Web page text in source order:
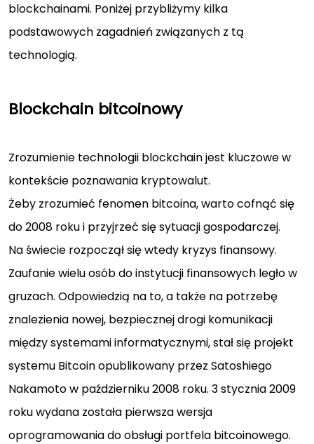
blockchainami. Poniżej przybliżymy kilka
podstawowych zagadnień związanych z tą
technologią.
Blockchain bitcoinowy
Zrozumienie technologii blockchain jest kluczowe w
kontekście poznawania kryptowalut.
Żeby zrozumieć fenomen bitcoina, warto cofnąć się
do 2008 roku i przyjrzeć się sytuacji gospodarczej.
Na świecie rozpoczął się wtedy kryzys finansowy.
Zaufanie wielu osób do instytucji finansowych legło w
gruzach. Odpowiedzią na to, a także na potrzebę
znalezienia nowej, bezpiecznej drogi komunikacji
między systemami informatycznymi, stał się projekt
systemu Bitcoin opublikowany przez Satoshiego
Nakamoto w październiku 2008 roku. 3 stycznia 2009
roku wydana została pierwsza wersja
oprogramowania do obsługi portfela bitcoinowego.